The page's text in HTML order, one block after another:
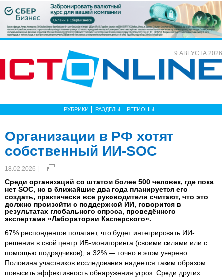
9 АВГУСТА 2026
РУБРИКИ РАЗДЕЛЫ РЕГИОНЫ
Организации в РФ хотят
собственный ИИ-SOC
18.02.2026 |
Среди организаций со штатом более 500 человек, где пока
нет SOC, но в ближайшие два года планируется его
создать, практически все руководители считают, что это
должно произойти с поддержкой ИИ, говорится в
результатах глобального опроса, проведённого
экспертами «Лаборатории Касперского».
67% респондентов полагает, что будет интегрировать ИИ-
решения в свой центр ИБ-мониторинга (своими силами или с
помощью подрядчиков), а 32% — точно в этом уверено.
Половина участников исследования надеется таким образом
повысить эффективность обнаружения угроз. Среди других